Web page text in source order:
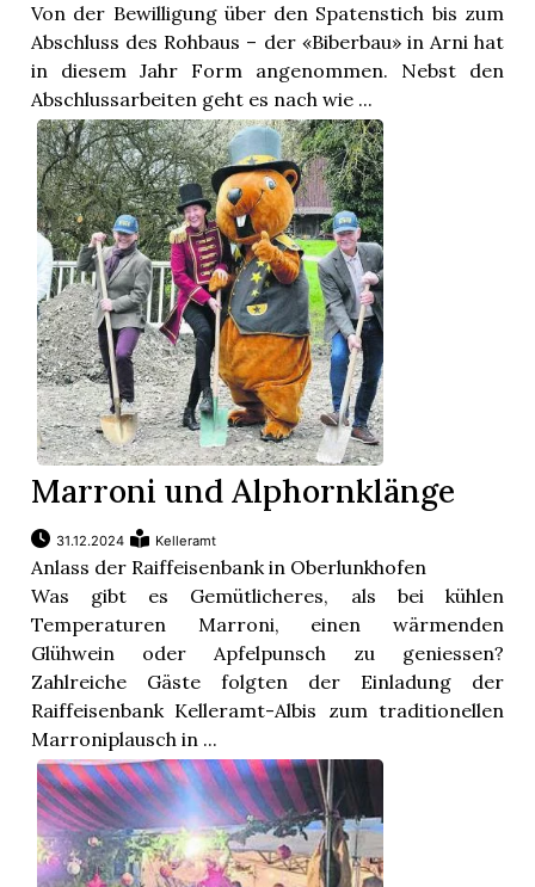
Von der Bewilligung über den Spatenstich bis zum
Abschluss des Rohbaus – der «Biberbau» in Arni hat
in diesem Jahr Form angenommen. Nebst den
Abschlussarbeiten geht es nach wie ...
Marroni und Alphornklänge
31.12.2024 Kelleramt
Anlass der Raiffeisenbank in Oberlunkhofen
Was gibt es Gemütlicheres, als bei kühlen
Temperaturen Marroni, einen wärmenden
Glühwein oder Apfelpunsch zu geniessen?
Zahlreiche Gäste folgten der Einladung der
Raiffeisenbank Kelleramt-Albis zum traditionellen
Marroniplausch in ...